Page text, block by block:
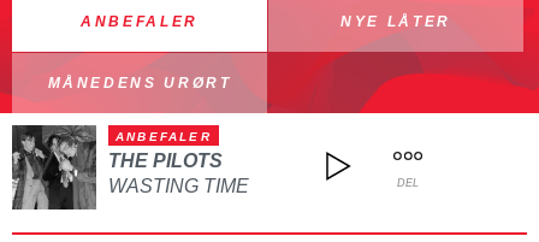
ANBEFALER NYE LÅTER
MÅNEDENS URØRT
ANBEFALER
THE PILOTS
WASTING TIME
DEL